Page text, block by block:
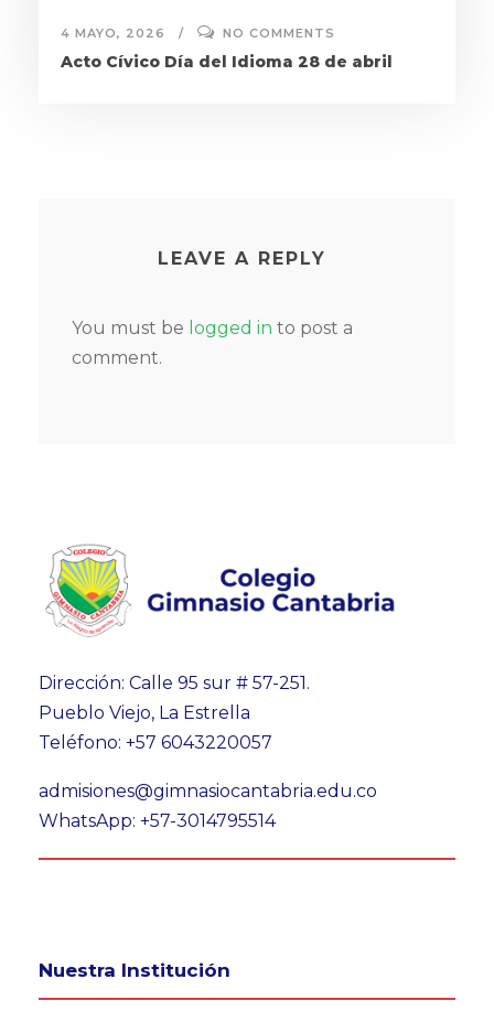
4 MAYO, 2026 NO COMMENTS
Acto Cívico Día del Idioma 28 de abril
LEAVE A REPLY
You must be logged in to post a
comment.
Dirección: Calle 95 sur # 57-251.
Pueblo Viejo, La Estrella
Teléfono: +57 6043220057
admisiones@gimnasiocantabria.edu.co
WhatsApp: +57-3014795514
Nuestra Institución